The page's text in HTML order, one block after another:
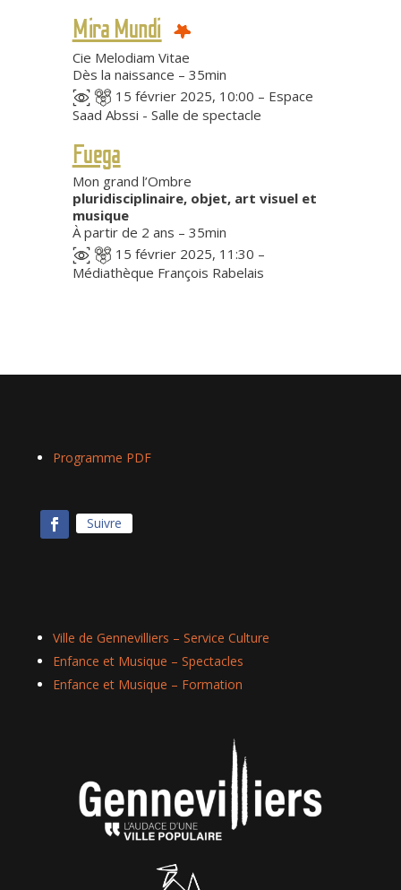
Mira Mundi
Cie Melodiam Vitae
Dès la naissance – 35min
15 février 2025, 10:00 – Espace
Saad Abssi - Salle de spectacle
Fuega
Mon grand l’Ombre
pluridisciplinaire, objet, art visuel et
musique
À partir de 2 ans – 35min
15 février 2025, 11:30 –
Médiathèque François Rabelais
Programme PDF
Suivre
Ville de Gennevilliers – Service Culture
Enfance et Musique – Spectacles
Enfance et Musique – Formation